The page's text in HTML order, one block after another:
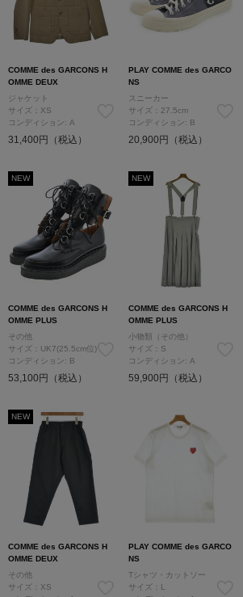
COMME des GARCONS H
OMME DEUX
ジャケット
サイズ：XS
コンディション: A
31,400円（税込）
PLAY COMME des GARCO
NS
スニーカー
サイズ：27.5cm
コンディション: B
20,900円（税込）
NEW
COMME des GARCONS H
OMME PLUS
その他
サイズ：UK7(25.5cm位)
コンディション: B
53,100円（税込）
NEW
COMME des GARCONS H
OMME PLUS
小物類（その他）
サイズ：S
コンディション: A
59,900円（税込）
NEW
COMME des GARCONS H
OMME DEUX
その他
サイズ：XS
PLAY COMME des GARCO
NS
Tシャツ・カットソー
サイズ：L